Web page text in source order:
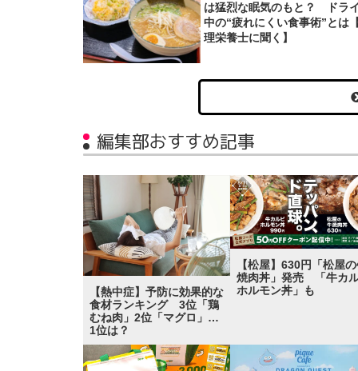
は猛烈な眠気のもと？ ドラ
中の“疲れにくい食事術”とは
理栄養士に聞く】
編集部おすすめ記事
【熱中症】予防に効果的な
食材ランキング 3位「鶏
むね肉」2位「マグロ」…
1位は？
【松屋】630円「松屋
焼肉丼」発売 「牛カ
ホルモン丼」も